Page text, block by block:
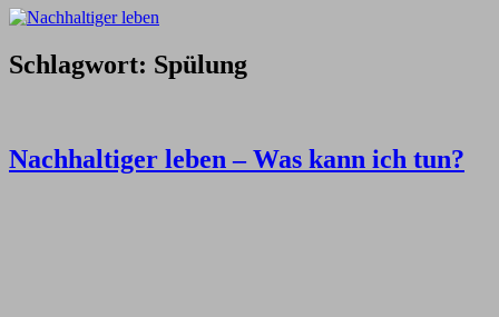
Schlagwort: Spülung
Nachhaltiger leben – Was kann ich tun?